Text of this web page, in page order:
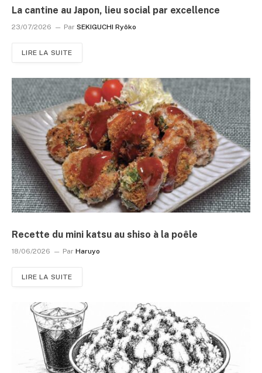
La cantine au Japon, lieu social par excellence
23/07/2026 Par SEKIGUCHI Ryôko
LIRE LA SUITE
Recette du mini katsu au shiso à la poêle
18/06/2026 Par Haruyo
LIRE LA SUITE